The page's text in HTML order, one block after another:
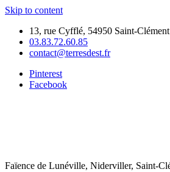
Skip to content
13, rue Cyfflé, 54950 Saint-Clément
03.83.72.60.85
contact@terresdest.fr
Pinterest
Facebook
Faïence de Lunéville, Niderviller, Saint-